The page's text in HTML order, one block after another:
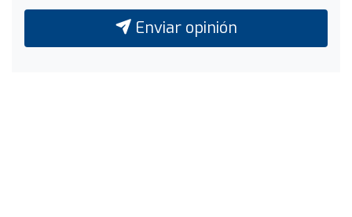
Enviar opinión